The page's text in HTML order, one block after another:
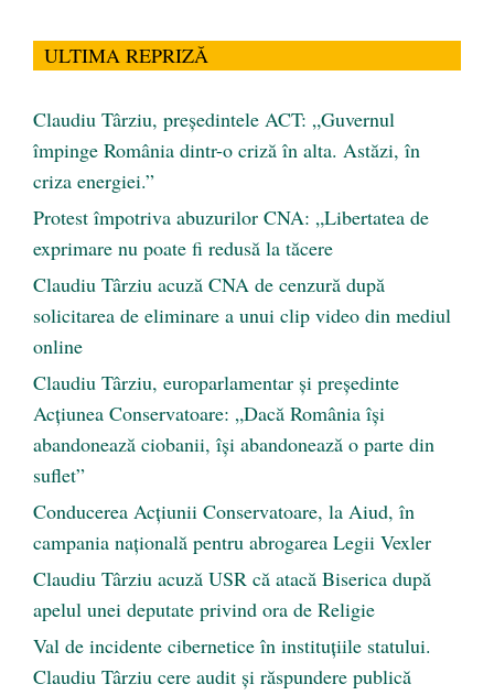
ULTIMA REPRIZĂ
Claudiu Târziu, președintele ACT: „Guvernul
împinge România dintr-o criză în alta. Astăzi, în
criza energiei.”
Protest împotriva abuzurilor CNA: „Libertatea de
exprimare nu poate fi redusă la tăcere
Claudiu Târziu acuză CNA de cenzură după
solicitarea de eliminare a unui clip video din mediul
online
Claudiu Târziu, europarlamentar și președinte
Acțiunea Conservatoare: „Dacă România își
abandonează ciobanii, își abandonează o parte din
suflet”
Conducerea Acțiunii Conservatoare, la Aiud, în
campania națională pentru abrogarea Legii Vexler
Claudiu Târziu acuză USR că atacă Biserica după
apelul unei deputate privind ora de Religie
Val de incidente cibernetice în instituțiile statului.
Claudiu Târziu cere audit și răspundere publică